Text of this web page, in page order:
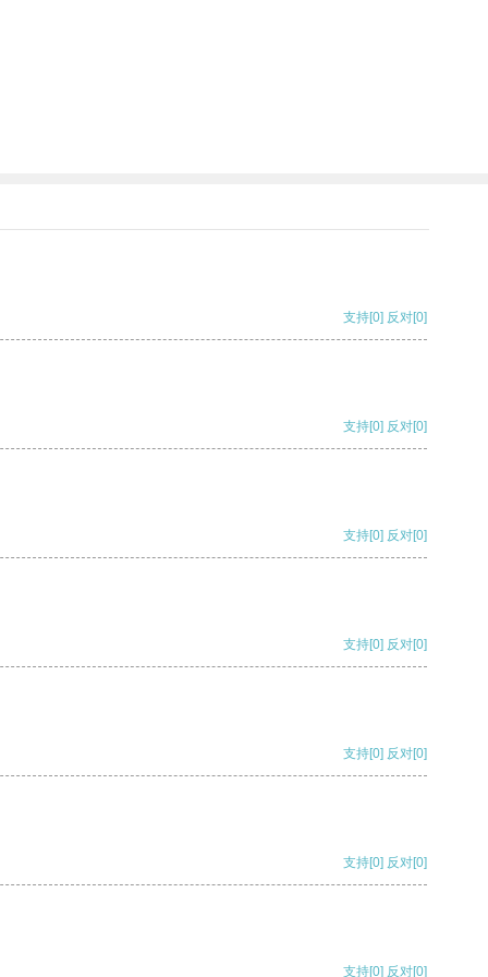
支持[0] 反对[0]
支持[0] 反对[0]
支持[0] 反对[0]
支持[0] 反对[0]
支持[0] 反对[0]
支持[0] 反对[0]
支持[0] 反对[0]